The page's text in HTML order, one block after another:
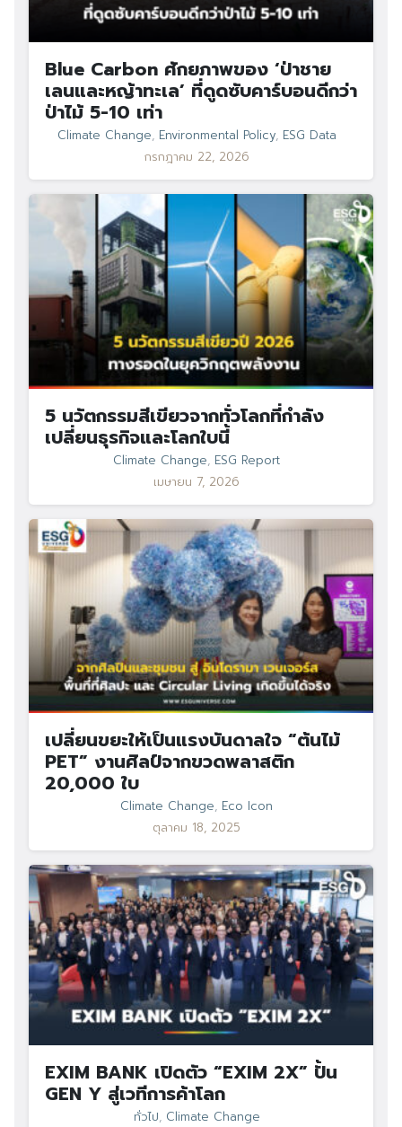
Search
for: Search
Blue Carbon ศักยภาพของ ‘ป่าชาย
เลนและหญ้าทะเล’ ที่ดูดซับคาร์บอนดีกว่า
ป่าไม้ 5-10 เท่า
Climate Change, Environmental Policy, ESG Data
กรกฎาคม 22, 2026
5 นวัตกรรมสีเขียวจากทั่วโลกที่กำลัง
เปลี่ยนธุรกิจและโลกใบนี้
Climate Change, ESG Report
เมษายน 7, 2026
เปลี่ยนขยะให้เป็นแรงบันดาลใจ “ต้นไม้
PET” งานศิลป์จากขวดพลาสติก
20,000 ใบ
Climate Change, Eco Icon
ตุลาคม 18, 2025
EXIM BANK เปิดตัว “EXIM 2X” ปั้น
GEN Y สู่เวทีการค้าโลก
ทั่วไป, Climate Change